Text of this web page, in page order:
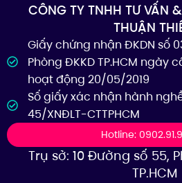
CÔNG TY TNHH TƯ VẤN
THUẬN
Giấy chứng nhận ĐKDN số
Phòng ĐKKD TP.HCM ngày
hoạt động 20/05/2019
Số giấy xác nhận hành
45/XNĐLT-CTTPHCM
Hotline:
Trụ sở: 10 Đường số 55,
TP.HCM